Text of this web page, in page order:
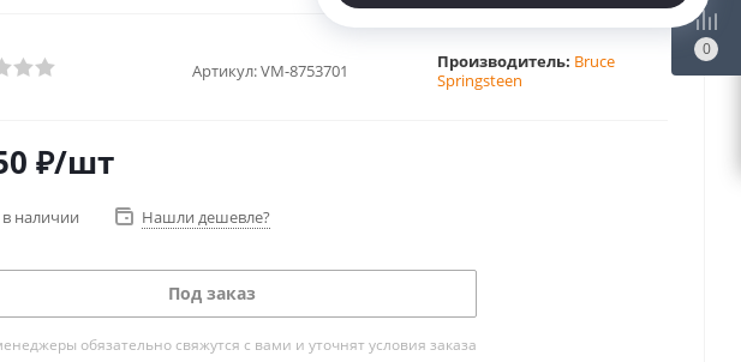
Артикул:VM-8753701 Производитель: Bruce
Springsteen
₽/шт
наличии Нашли дешевле?
Под заказ
обязательно свяжутся с вами и уточнят условия заказа
0